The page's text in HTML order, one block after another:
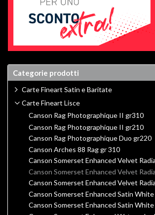
Categorie prodotti
Carte Fineart Satin e Baritate
Carte Fineart Lisce
Canson Rag Photographique II gr310
Canson Rag Photographique II gr210
Canson Rag Photographique Duo gr220
Canson Arches 88 Rag gr 310
Canson Somerset Enhanced Velvet
Canson Somerset Enhanced Velvet
Canson Somerset Enhanced Velvet
Canson Somerset Enhanced Satin
Canson Somerset Enhanced Satin